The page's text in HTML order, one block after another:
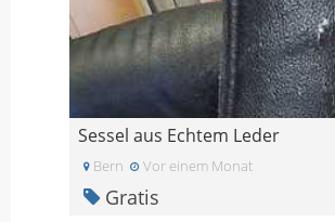
Sessel aus Echtem Leder
Bern Vor einem Monat
Gratis